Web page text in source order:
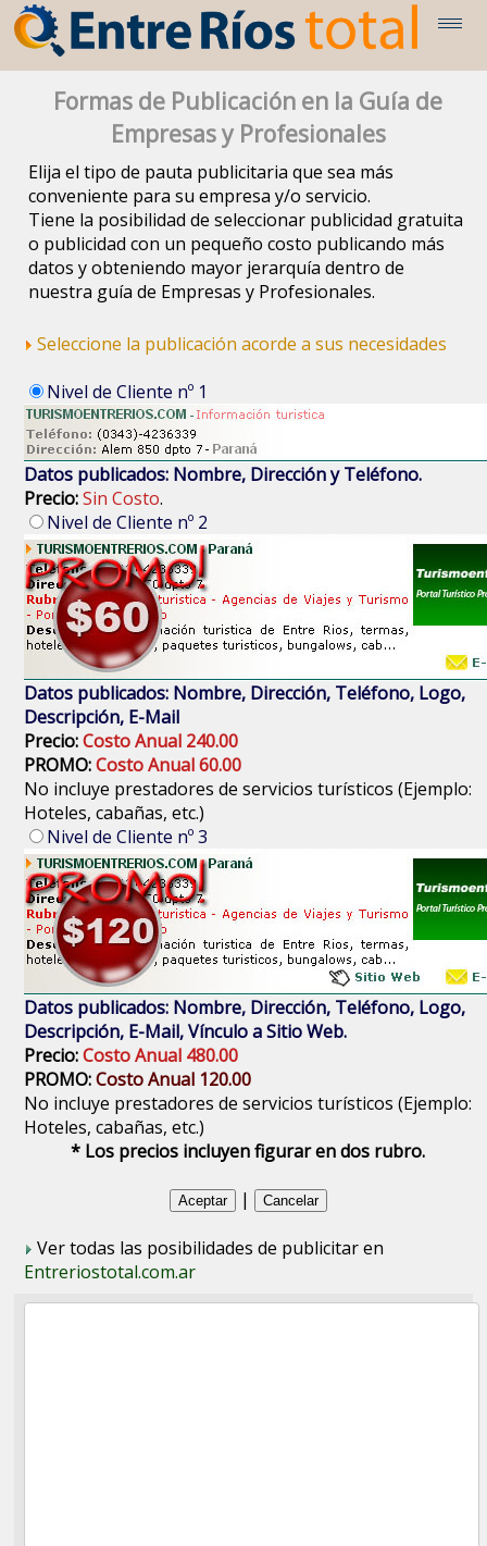
Formas de Publicación en la Guía de
Empresas y Profesionales
Elija el tipo de pauta publicitaria que sea más
conveniente para su empresa y/o servicio.
Tiene la posibilidad de seleccionar publicidad gratuita
o publicidad con un pequeño costo publicando más
datos y obteniendo mayor jerarquía dentro de
nuestra guía de Empresas y Profesionales.
Seleccione la publicación acorde a sus necesidades
Nivel de Cliente nº 1
Datos publicados: Nombre, Dirección y Teléfono.
Precio:Sin Costo.
Nivel de Cliente nº 2
Datos publicados: Nombre, Dirección, Teléfono, Logo,
Descripción, E-Mail
Precio:Costo Anual 240.00
PROMO:Costo Anual 60.00
No incluye prestadores de servicios turísticos (Ejemplo:
Hoteles, cabañas, etc.)
Nivel de Cliente nº 3
Datos publicados: Nombre, Dirección, Teléfono, Logo,
Descripción, E-Mail, Vínculo a Sitio Web.
Precio:Costo Anual 480.00
PROMO:Costo Anual 120.00
No incluye prestadores de servicios turísticos (Ejemplo:
Hoteles, cabañas, etc.)
* Los precios incluyen figurar en dos rubro.
|
Ver todas las posibilidades de publicitar en
Entreriostotal.com.ar